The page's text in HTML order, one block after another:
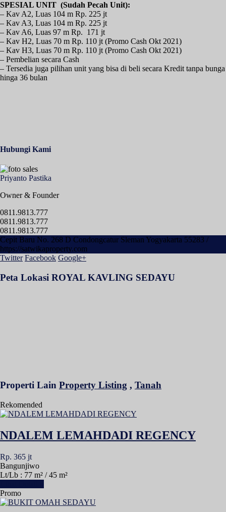
SPESIAL UNIT (Sudah Pecah Unit):
– Kav A2, Luas 104 m Rp. 225 jt
– Kav A3, Luas 104 m Rp. 225 jt
– Kav A6, Luas 97 m Rp. 171 jt
– Kav H2, Luas 70 m Rp. 110 jt (Promo Cash Okt 2021)
– Kav H3, Luas 70 m Rp. 110 jt (Promo Cash Okt 2021)
– Pembelian secara Cash
– Tersedia juga pilihan unit yang bisa di beli secara Kredit tanpa bunga
hinga 36 bulan
Hubungi Kami
Priyanto Pastika
Owner & Founder
0811.9813.777
0811.9813.777
0811.9813.777
Cepit Baru No. 268 D Condongcatur Sleman Yogyakarta 55283 /
https://satwikaproperty.com
Twitter Facebook Google+
Peta Lokasi ROYAL KAVLING SEDAYU
Properti Lain Property Listing , Tanah
Rekomended
NDALEM LEMAHDADI REGENCY
Rp. 365 jt
Bangunjiwo
Lt/Lb : 77 m² / 45 m²
Promo